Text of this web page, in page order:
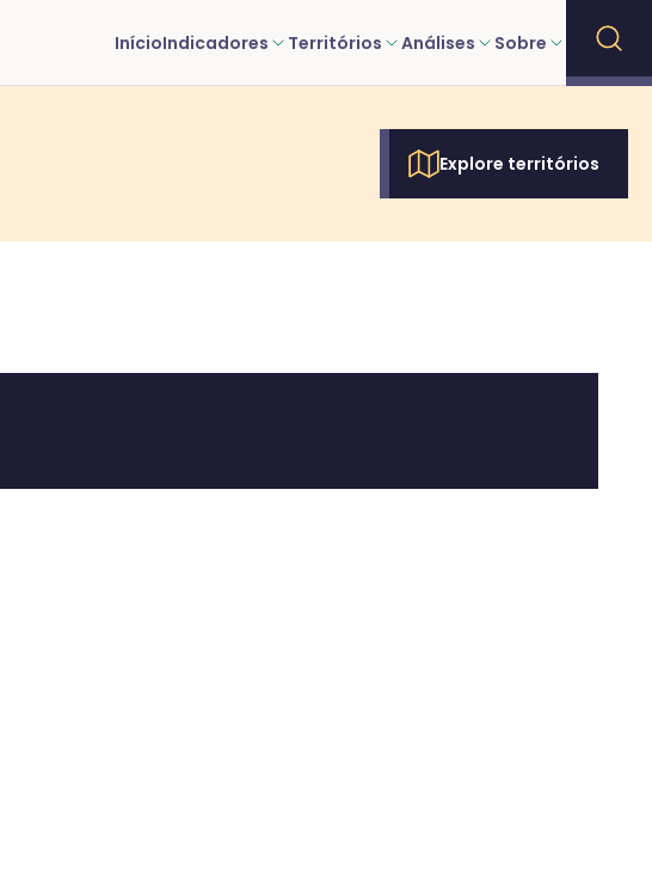
InícioIndicadores Territórios Análises Sobre
Explore territórios